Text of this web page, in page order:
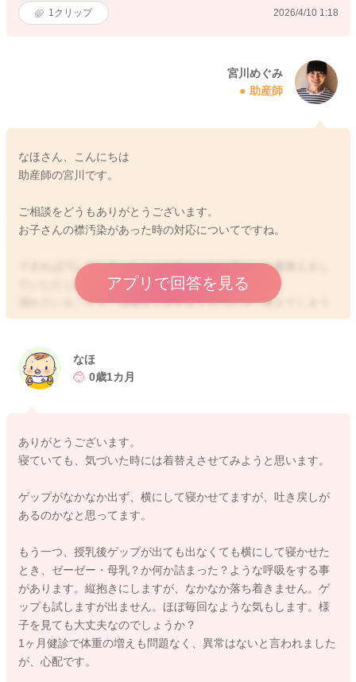
1 クリップ 2026/4/10 1:18
宮川めぐみ
助産師
なほさん、こんにちは
助産師の宮川です。
ご相談をどうもありがとうございます。
お子さんの襟汚染があった時の対応についてですね。
できれば汚してしまったことに気づかれた時に、お着替えをし
ていただくのがいいと思います。
濡れていることで、湿疹ができやすくなったり、冷えてしまう
こともあります。
寝ていてもお着替えをしてしまってもいいと思います。
よかったら参考になさってみて下さい。
アプリで回答を見る
2026/4/10 10:13
なほ
0歳1カ月
ありがとうございます。
寝ていても、気づいた時には着替えさせてみようと思います。
ゲップがなかなか出ず、横にして寝かせてますが、吐き戻しが
あるのかなと思ってます。
もう一つ、授乳後ゲップが出ても出なくても横にして寝かせた
とき、ゼーゼー・母乳？か何か詰まった？ような呼吸をする事
があります。縦抱きにしますが、なかなか落ち着きません。ゲ
ップも試しますが出ません。ほぼ毎回なような気もします。様
子を見ても大丈夫なのでしょうか？
1ヶ月健診で体重の増えも問題なく、異常はないと言われました
が、心配です。